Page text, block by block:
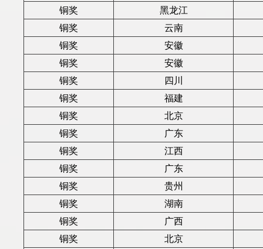
铜奖
黑龙江
铜奖
云南
铜奖
安徽
铜奖
安徽
铜奖
四川
铜奖
福建
铜奖
北京
铜奖
广东
铜奖
江西
铜奖
广东
铜奖
贵州
铜奖
湖南
铜奖
广西
铜奖
北京